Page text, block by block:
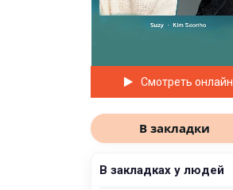
Смотреть онлайн
В закладки
В закладках у людей